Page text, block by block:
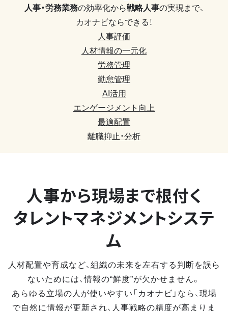
人事・労務業務の効率化から戦略人事の実現まで、
カオナビならできる！
人事評価
人材情報の一元化
労務管理
勤怠管理
AI活用
エンゲージメント向上
最適配置
離職抑止・分析
人事から現場まで根付く
タレントマネジメントシステ
ム
人材配置や育成など、組織の未来を左右する判断を誤ら
ないためには、情報の“鮮度”が欠かせません。
あらゆる立場の人が使いやすい「カオナビ」なら、現場
で自然に情報が更新され、人事戦略の精度が高まりま